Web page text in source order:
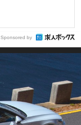
Sponsored by